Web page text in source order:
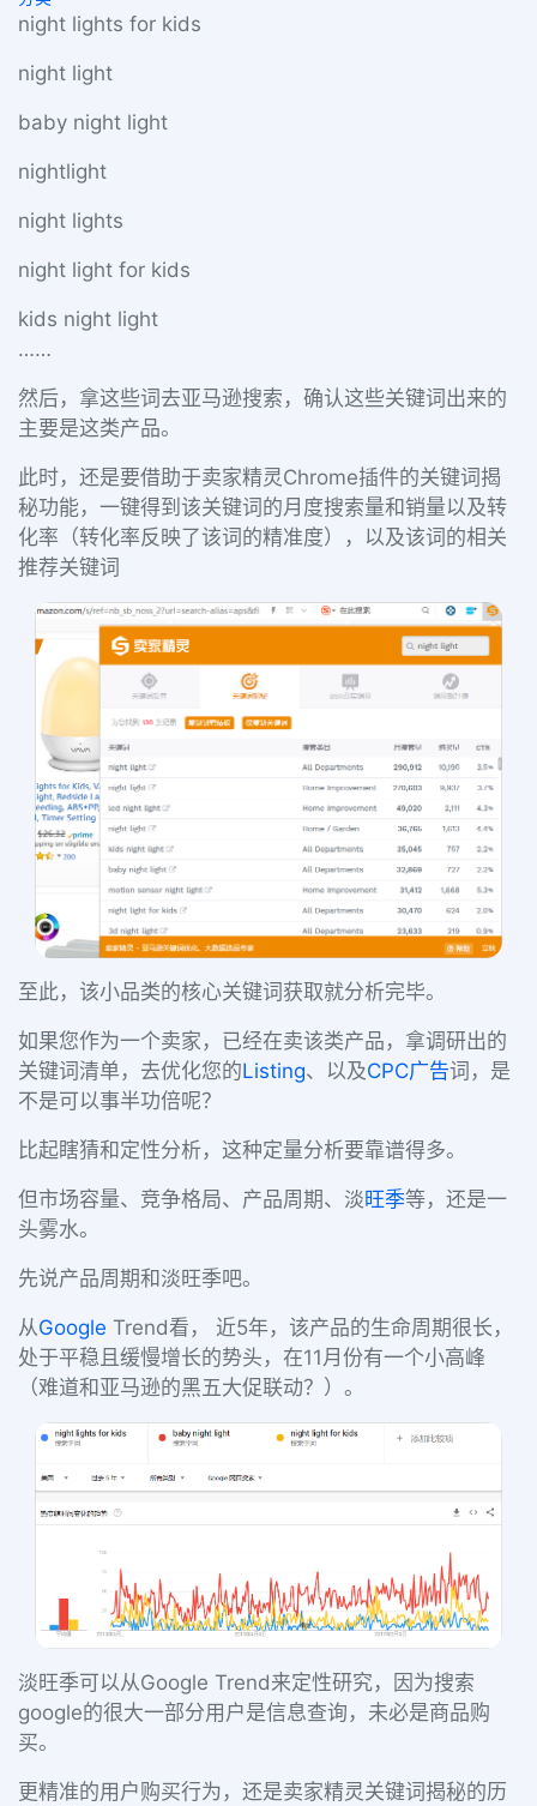
night lights for kids
night light
baby night light
nightlight
night lights
night light for kids
kids night light
……
然后，拿这些词去亚马逊搜索，确认这些关键词出来的
主要是这类产品。
此时，还是要借助于卖家精灵Chrome插件的关键词揭
秘功能，一键得到该关键词的月度搜索量和销量以及转
化率（转化率反映了该词的精准度），以及该词的相关
推荐关键词
至此，该小品类的核心关键词获取就分析完毕。
如果您作为一个卖家，已经在卖该类产品，拿调研出的
关键词清单，去优化您的Listing、以及CPC广告词，是
不是可以事半功倍呢？
比起瞎猜和定性分析，这种定量分析要靠谱得多。
但市场容量、竞争格局、产品周期、淡旺季等，还是一
头雾水。
先说产品周期和淡旺季吧。
从Google Trend看， 近5年，该产品的生命周期很长，
处于平稳且缓慢增长的势头，在11月份有一个小高峰
（难道和亚马逊的黑五大促联动？）。
淡旺季可以从Google Trend来定性研究，因为搜索
google的很大一部分用户是信息查询，未必是商品购
买。
更精准的用户购买行为，还是卖家精灵关键词揭秘的历